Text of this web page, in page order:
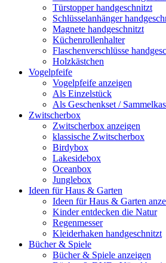
Türstopper handgeschnitzt
Schlüsselanhänger
Magnete handgeschnitzt
Küchenrollenhalter
Flaschenverschlüsse
Holzkästchen
Vogelpfeife
Vogelpfeife anzeigen
Als Einzelstück
Als Geschenkset /
Zwitscherbox
Zwitscherbox anzeigen
klassische Zwitscherbox
Birdybox
Lakesidebox
Oceanbox
Junglebox
Ideen für Haus & Garten
Ideen für Haus & Garten
Kinder entdecken die Natur
Regenmesser
Kleiderhaken handgeschnitzt
Bücher & Spiele
Bücher & Spiele anzeigen